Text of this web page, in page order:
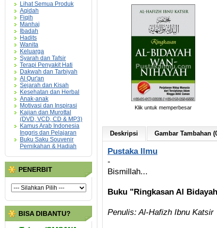
Lihat Semua Produk
Aqidah
Fiqih
Manhaj
Ibadah
Hadits
Wanita
Keluarga
Syarah dan Tafsir
Terapi Penyakit Hati
Dakwah dan Tarbiyah
Al Qur'an
Sejarah dan Kisah
Kesehatan dan Herbal
Anak-anak
Motivasi dan Inspirasi
Kajian dan Murottal
(DVD, VCD, CD & MP3)
Kamus Arab Indonesia
Inggris dan Pelajaran
Buku Saku Souvenir
Pernikahan & Hadiah
PENERBIT
BISA DIBANTU?
Klik untuk memperbesar
Deskripsi Gambar Tambahan
Pustaka Ilmu
-
Bismillah...
Buku "Ringkasan Al
Penulis: Al-Hafizh Ibnu Katsir